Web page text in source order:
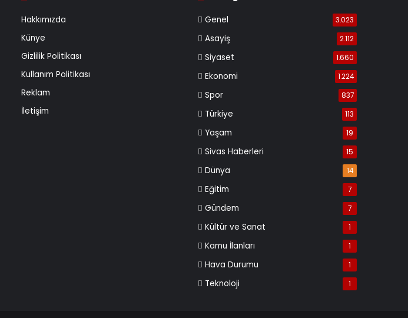
Hakkımızda
Künye
Gizlilik Politikası
Kullanım Politikası
Reklam
İletişim
Genel 3.023
Asayiş 2.112
Siyaset 1.660
Ekonomi 1.224
Spor 837
Türkiye 113
Yaşam 19
Sivas Haberleri 15
Dünya 14
Eğitim 7
Gündem 7
Kültür ve Sanat 1
Kamu İlanları 1
Hava Durumu 1
Teknoloji 1